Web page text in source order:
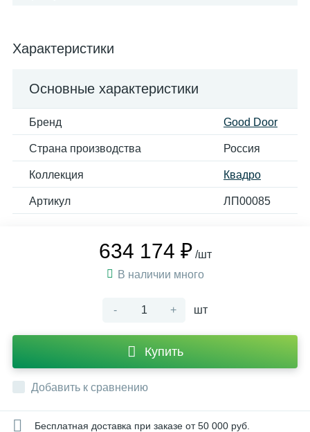
Характеристики
Основные характеристики
Бренд Good Door
Страна производства Россия
Коллекция Квадро
Артикул ЛП00085
634 174 ₽ /шт
В наличии много
- + шт
Купить
Добавить к сравнению
Бесплатная доставка при заказе от 50 000 руб.